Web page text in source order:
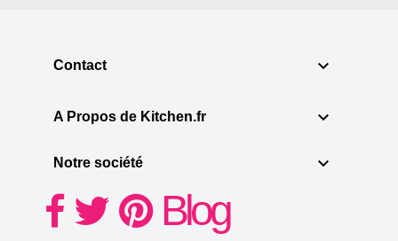
Contact 
A Propos de Kitchen.fr 
Notre société 
Blog